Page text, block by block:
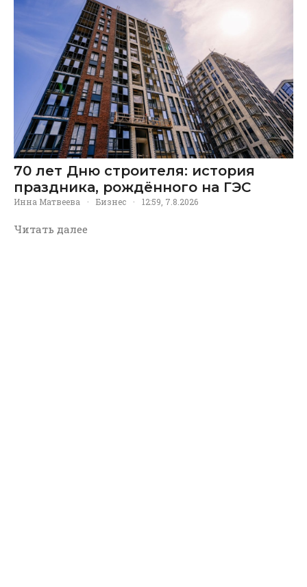
70 лет Дню строителя: история
праздника, рождённого на ГЭС
Инна Матвеева · Бизнес · 12:59, 7.8.2026
Читать далее